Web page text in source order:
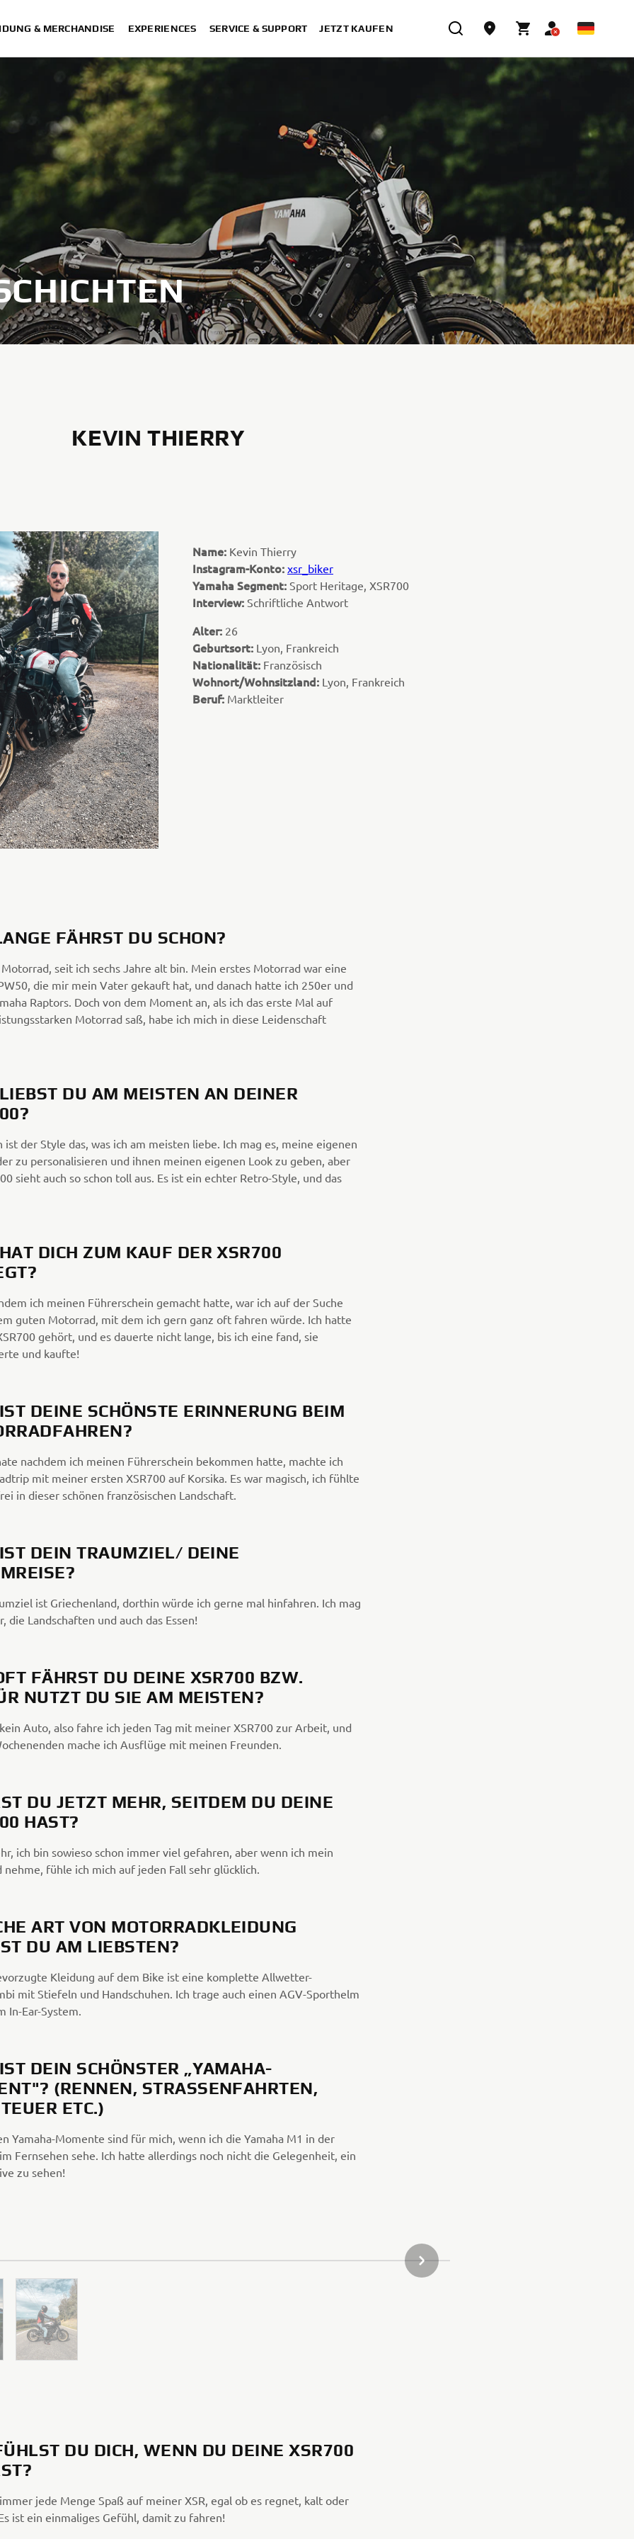
& MERCHANDISE EXPERIENCES SERVICE & SUPPORT JETZT KAUFEN
KEVIN THIERRY
Name: Kevin Thierry
Instagram-Konto: xsr_biker
Yamaha Segment: Sport Heritage, XSR700
Interview: Schriftliche Antwort
Alter: 26
Geburtsort: Lyon, Frankreich
Nationalität: Französisch
Wohnort/Wohnsitzland: Lyon, Frankreich
Beruf: Marktleiter
FÄHRST DU SCHON?
seit ich sechs Jahre alt bin. Mein erstes Motorrad war eine
die mir mein Vater gekauft hat, und danach hatte ich 250er und
Raptors. Doch von dem Moment an, als ich das erste Mal auf
Motorrad saß, habe ich mich in diese Leidenschaft
DU AM MEISTEN AN DEINER
ist der Style das, was ich am meisten liebe. Ich mag es, meine eigenen
zu personalisieren und ihnen meinen eigenen Look zu geben, aber
sieht auch so schon toll aus. Es ist ein echter Retro-Style, und das
DICH ZUM KAUF DER XSR700
ich meinen Führerschein gemacht hatte, war ich auf der Suche
guten Motorrad, mit dem ich gern ganz oft fahren würde. Ich hatte
gehört, und es dauerte nicht lange, bis ich eine fand, sie
und kaufte!
DEINE SCHÖNSTE ERINNERUNG BEIM
nachdem ich meinen Führerschein bekommen hatte, machte ich
mit meiner ersten XSR700 auf Korsika. Es war magisch, ich fühlte
in dieser schönen französischen Landschaft.
DEIN TRAUMZIEL/ DEINE
ist Griechenland, dorthin würde ich gerne mal hinfahren. Ich mag
die Landschaften und auch das Essen!
FÄHRST DU DEINE XSR700 BZW.
NUTZT DU SIE AM MEISTEN?
Auto, also fahre ich jeden Tag mit meiner XSR700 zur Arbeit, und
mache ich Ausflüge mit meinen Freunden.
DU JETZT MEHR, SEITDEM DU DEINE
HAST?
ich bin sowieso schon immer viel gefahren, aber wenn ich mein
fühle ich mich auf jeden Fall sehr glücklich.
ART VON MOTORRADKLEIDUNG
DU AM LIEBSTEN?
Kleidung auf dem Bike ist eine komplette Allwetter-
mit Stiefeln und Handschuhen. Ich trage auch einen AGV-Sporthelm
In-Ear-System.
DEIN SCHÖNSTER „YAMAHA-
(RENNEN, STRASSENFAHRTEN, A
ETC.)
Yamaha-Momente sind für mich, wenn ich die Yamaha M1 in der
Fernsehen sehe. Ich hatte allerdings noch nicht die Gelegenheit, ein
zu sehen!
NÄCHSTES BILD IN DER GALERIE
DU DICH, WENN DU DEINE XSR700
jede Menge Spaß auf meiner XSR, egal ob es regnet, kalt oder
ist ein einmaliges Gefühl, damit zu fahren!